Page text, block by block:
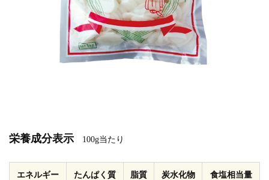
栄養成分表示 100g当たり
エネルギー たんぱく質 脂質 炭水化物 食塩相当量